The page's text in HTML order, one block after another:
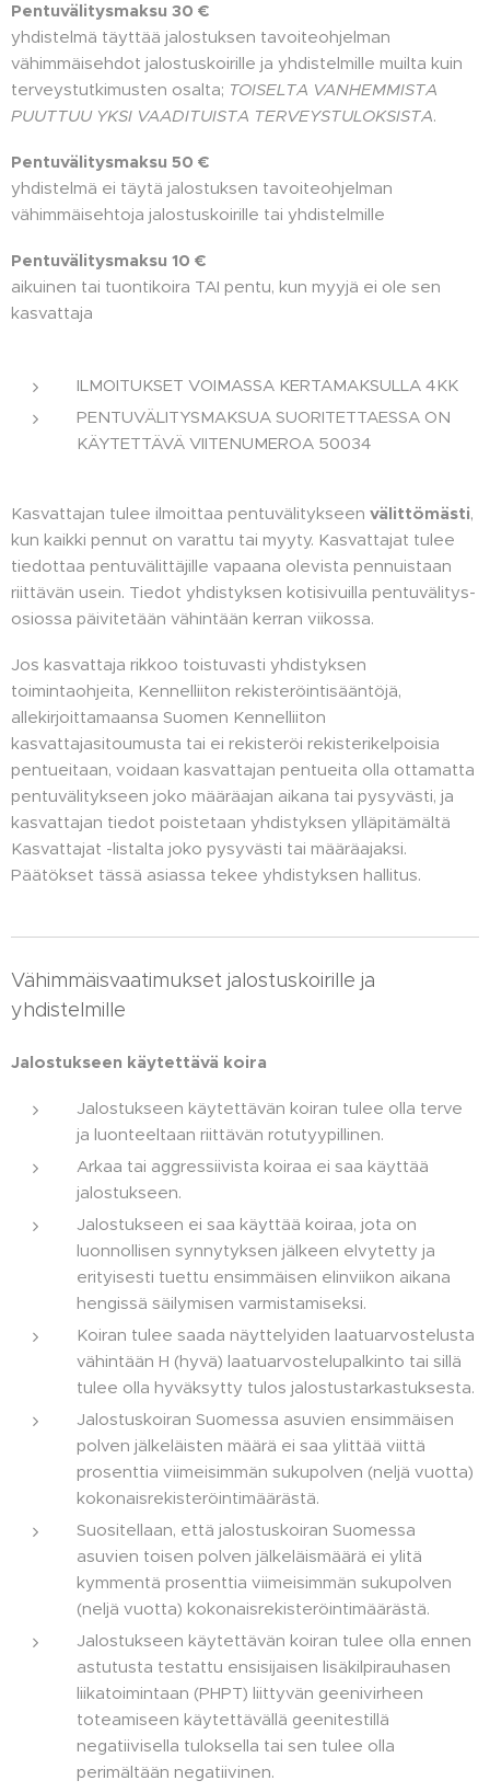
Pentuvälitysmaksu 30 €
yhdistelmä täyttää jalostuksen tavoiteohjelman
vähimmäisehdot jalostuskoirille ja yhdistelmille muilta kuin
terveystutkimusten osalta; TOISELTA VANHEMMISTA
PUUTTUU YKSI VAADITUISTA TERVEYSTULOKSISTA.
Pentuvälitysmaksu 50 €
yhdistelmä ei täytä jalostuksen tavoiteohjelman
vähimmäisehtoja jalostuskoirille tai yhdistelmille
Pentuvälitysmaksu 10 €
aikuinen tai tuontikoira TAI pentu, kun myyjä ei ole sen
kasvattaja
ILMOITUKSET VOIMASSA KERTAMAKSULLA 4KK
PENTUVÄLITYSMAKSUA SUORITETTAESSA ON
KÄYTETTÄVÄ VIITENUMEROA 50034
Kasvattajan tulee ilmoittaa pentuvälitykseen välittömästi,
kun kaikki pennut on varattu tai myyty. Kasvattajat tulee
tiedottaa pentuvälittäjille vapaana olevista pennuistaan
riittävän usein. Tiedot yhdistyksen kotisivuilla pentuvälitys-
osiossa päivitetään vähintään kerran viikossa.
Jos kasvattaja rikkoo toistuvasti yhdistyksen
toimintaohjeita, Kennelliiton rekisteröintisääntöjä,
allekirjoittamaansa Suomen Kennelliiton
kasvattajasitoumusta tai ei rekisteröi rekisterikelpoisia
pentueitaan, voidaan kasvattajan pentueita olla ottamatta
pentuvälitykseen joko määräajan aikana tai pysyvästi, ja
kasvattajan tiedot poistetaan yhdistyksen ylläpitämältä
Kasvattajat -listalta joko pysyvästi tai määräajaksi.
Päätökset tässä asiassa tekee yhdistyksen hallitus.
Vähimmäisvaatimukset jalostuskoirille ja
yhdistelmille
Jalostukseen käytettävä koira
Jalostukseen käytettävän koiran tulee olla terve
ja luonteeltaan riittävän rotutyypillinen.
Arkaa tai aggressiivista koiraa ei saa käyttää
jalostukseen.
Jalostukseen ei saa käyttää koiraa, jota on
luonnollisen synnytyksen jälkeen elvytetty ja
erityisesti tuettu ensimmäisen elinviikon aikana
hengissä säilymisen varmistamiseksi.
Koiran tulee saada näyttelyiden laatuarvostelusta
vähintään H (hyvä) laatuarvostelupalkinto tai sillä
tulee olla hyväksytty tulos jalostustarkastuksesta.
Jalostuskoiran Suomessa asuvien ensimmäisen
polven jälkeläisten määrä ei saa ylittää viittä
prosenttia viimeisimmän sukupolven (neljä vuotta)
kokonaisrekisteröintimäärästä.
Suositellaan, että jalostuskoiran Suomessa
asuvien toisen polven jälkeläismäärä ei ylitä
kymmentä prosenttia viimeisimmän sukupolven
(neljä vuotta) kokonaisrekisteröintimäärästä.
Jalostukseen käytettävän koiran tulee olla ennen
astutusta testattu ensisijaisen lisäkilpirauhasen
liikatoimintaan (PHPT) liittyvän geenivirheen
toteamiseen käytettävällä geenitestillä
negatiivisella tuloksella tai sen tulee olla
perimältään negatiivinen.